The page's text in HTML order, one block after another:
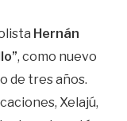
Hernán
, como nuevo
de tres años.
Xelajú,